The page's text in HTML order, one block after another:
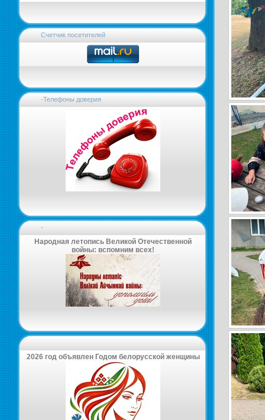
Счетчик посетителей
-Телефоны доверия
-
Народная летопись Великой Отечественной
войны: вспомним всех!
2026 год объявлен Годом белорусской женщины